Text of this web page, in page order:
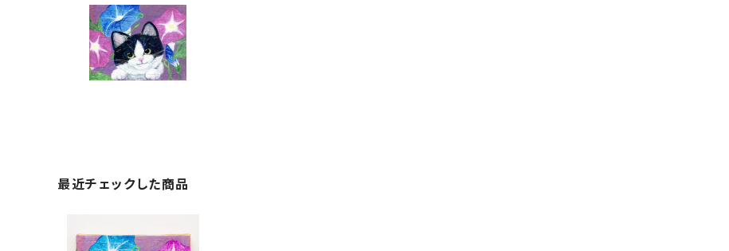
最近チェックした商品